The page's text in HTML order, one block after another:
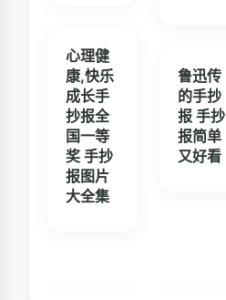
心理健
康,快乐
成长手
抄报全
国一等
奖 手抄
报图片
大全集
鲁迅传
的手抄
报 手抄
报简单
又好看